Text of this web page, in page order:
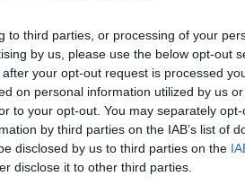
to third parties, or processing of your
by us, please use the below opt-out
your opt-out request is processed
on personal information utilized by us
to your opt-out. You may separately
by third parties on the IAB’s list of
disclosed by us to third parties on the
disclose it to other third parties.
θα έρθουν και θα
να επιχειρούν στους
χώρας φτερά και
ενημέρωσε επίσης την
‘Αμυνας.